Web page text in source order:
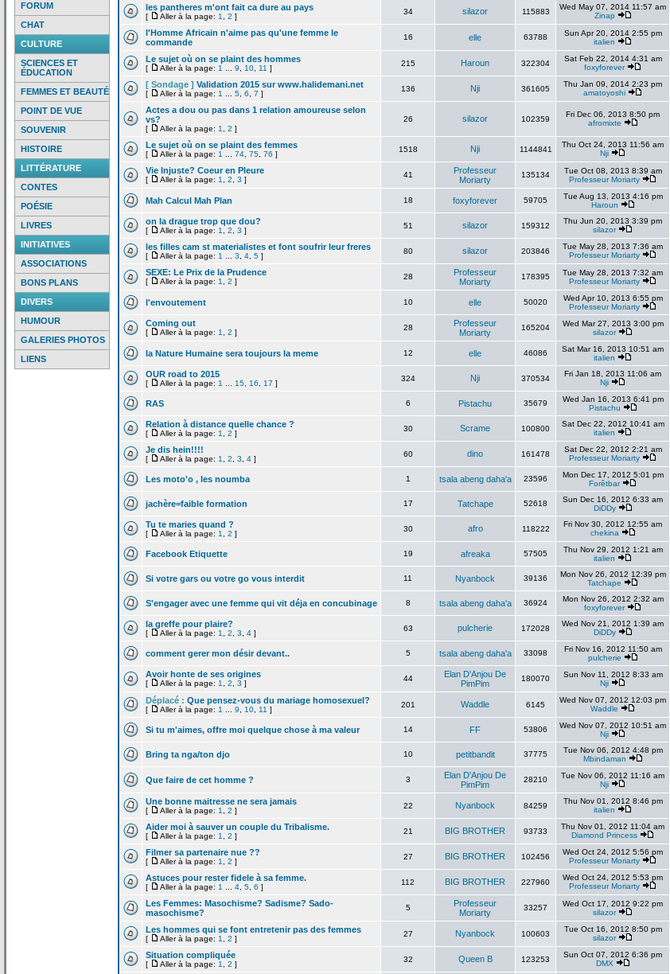
FORUM
CHAT
CULTURE
SCIENCES ET
ÉDUCATION
FEMMES ET BEAUTÉ
POINT DE VUE
SOUVENIR
HISTOIRE
LITTÉRATURE
CONTES
POÉSIE
LIVRES
INITIATIVES
ASSOCIATIONS
BONS PLANS
DIVERS
HUMOUR
GALERIES PHOTOS
LIENS
les pantheres m'ont fait ca dure au pays
[ Aller à la page: 1 2 ]
34 silazor 115883
Wed May 07, 2014 11:57 am
Zinap
l'Homme Africain n'aime pas qu'une femme le
commande
16 elle 63788
Sun Apr 20, 2014 2:55 pm
italien
Le sujet où on se plaint des hommes
[ Aller à la page: 1 9 10 11 ]
215 Haroun 322304
Sat Feb 22, 2014 4:31 am
foxyforever
[ Sondage ] Validation 2015 sur www.halidemani.net
[ Aller à la page: 1 5 6 7 ]
136 Nji 361605
Thu Jan 09, 2014 2:23 pm
amatoyoshi
Actes a dou ou pas dans 1 relation amoureuse selon
vs?
[ Aller à la page: 1 2 ]
26 silazor 102359
Fri Dec 06, 2013 8:50 pm
afromixte
Le sujet où on se plaint des femmes
[ Aller à la page: 1 74 75 76 ]
1518 Nji 1144841
Thu Oct 24, 2013 11:56 am
Nji
Vie Injuste? Coeur en Pleure
[ Aller à la page: 1 2 3 ]
41
Professeur
Moriarty
135134
Tue Oct 08, 2013 8:39 am
Professeur Moriarty
Mah Calcul Mah Plan 18 foxyforever 59705
Tue Aug 13, 2013 4:16 pm
Haroun
on la drague trop que dou?
[ Aller à la page: 1 2 3 ]
51 silazor 159312
Thu Jun 20, 2013 3:39 pm
silazor
les filles cam st materialistes et font soufrir leur freres
[ Aller à la page: 1 3 4 5 ]
80 silazor 203846
Tue May 28, 2013 7:36 am
Professeur Moriarty
SEXE: Le Prix de la Prudence
[ Aller à la page: 1 2 ]
28
Professeur
Moriarty
178395
Tue May 28, 2013 7:32 am
Professeur Moriarty
l'envoutement 10 elle 50020
Wed Apr 10, 2013 6:55 pm
Professeur Moriarty
Coming out
[ Aller à la page: 1 2 ]
28
Professeur
Moriarty
165204
Wed Mar 27, 2013 3:00 pm
silazor
la Nature Humaine sera toujours la meme 12 elle 46086
Sat Mar 16, 2013 10:51 am
italien
OUR road to 2015
[ Aller à la page: 1 15 16 17 ]
324 Nji 370534
Fri Jan 18, 2013 11:06 am
Nji
RAS 6 Pistachu 35679
Wed Jan 16, 2013 6:41 pm
Pistachu
Relation à distance quelle chance ?
[ Aller à la page: 1 2 ]
30 Scrame 100800
Sat Dec 22, 2012 10:41 am
italien
Je dis hein!!!!
[ Aller à la page: 1 2 3 4 ]
60 dino 161478
Sat Dec 22, 2012 2:21 am
Professeur Moriarty
Les moto'o , les noumba 1 tsala abeng daha'a 23596
Mon Dec 17, 2012 5:01 pm
Forêtbar
jachère=faible formation 17 Tatchape 52618
Sun Dec 16, 2012 6:33 am
DiDDy
Tu te maries quand ?
[ Aller à la page: 1 2 ]
30 afro 118222
Fri Nov 30, 2012 12:55 am
chekina
Facebook Etiquette 19 afreaka 57505
Thu Nov 29, 2012 1:21 am
italien
Si votre gars ou votre go vous interdit 11 Nyanbock 39136
Mon Nov 26, 2012 12:39 pm
Tatchape
S'engager avec une femme qui vit déja en concubinage 8 tsala abeng daha'a 36924
Mon Nov 26, 2012 2:32 am
foxyforever
la greffe pour plaire?
[ Aller à la page: 1 2 3 4 ]
63 pulcherie 172028
Wed Nov 21, 2012 1:39 am
DiDDy
comment gerer mon désir devant.. 5 tsala abeng daha'a 33098
Fri Nov 16, 2012 11:50 am
pulcherie
Avoir honte de ses origines
[ Aller à la page: 1 2 3 ]
44
Elan D'Anjou De
PimPim
180070
Sun Nov 11, 2012 8:33 am
Nji
Déplacé : Que pensez-vous du mariage homosexuel?
[ Aller à la page: 1 9 10 11 ]
201 Waddle 6145
Wed Nov 07, 2012 12:03 pm
Waddle
Si tu m'aimes, offre moi quelque chose à ma valeur 14 FF 53806
Wed Nov 07, 2012 10:51 am
Nji
Bring ta nga/ton djo 10 petitbandit 37775
Tue Nov 06, 2012 4:48 pm
Mbindaman
Que faire de cet homme ? 3
Elan D'Anjou De
PimPim
28210
Tue Nov 06, 2012 11:16 am
Nji
Une bonne maitresse ne sera jamais
[ Aller à la page: 1 2 ]
22 Nyanbock 84259
Thu Nov 01, 2012 8:46 pm
italien
Aider moi à sauver un couple du Tribalisme.
[ Aller à la page: 1 2 ]
21 BIG BROTHER 93733
Thu Nov 01, 2012 11:04 am
Diamond Princess
Filmer sa partenaire nue ??
[ Aller à la page: 1 2 ]
27 BIG BROTHER 102456
Wed Oct 24, 2012 5:56 pm
Professeur Moriarty
Astuces pour rester fidele à sa femme.
[ Aller à la page: 1 4 5 6 ]
112 BIG BROTHER 227960
Wed Oct 24, 2012 5:53 pm
Professeur Moriarty
Les Femmes: Masochisme? Sadisme? Sado-
masochisme?
5
Professeur
Moriarty
33257
Wed Oct 17, 2012 9:22 pm
silazor
Les hommes qui se font entretenir pas des femmes
[ Aller à la page: 1 2 ]
27 Nyanbock 100603
Tue Oct 16, 2012 8:50 pm
silazor
Situation compliquée
[ Aller à la page: 1 2 ]
32 Queen B 123253
Sun Oct 07, 2012 6:36 pm
DMX